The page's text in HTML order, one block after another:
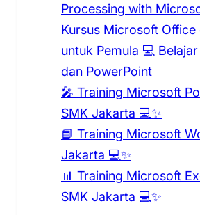
Processing with
Kursus Microsoft Office
untuk Pemula 💻
dan PowerPoint
🎤 Training Microsoft
SMK Jakarta 💻✨
📘 Training Microsoft
Jakarta 💻✨
📊 Training Microsoft
SMK Jakarta 💻✨